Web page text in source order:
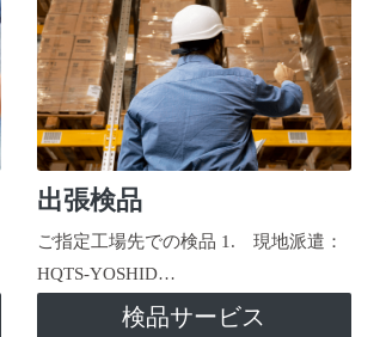
出張検品
ご指定工場先での検品 1. 現地派遣：
HQTS-YOSHID…
検品サービス